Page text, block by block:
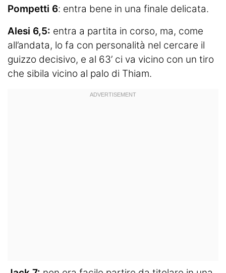
Pompetti 6: entra bene in una finale delicata.
Alesi 6,5: entra a partita in corso, ma, come
all’andata, lo fa con personalità nel cercare il
guizzo decisivo, e al 63’ ci va vicino con un tiro
che sibila vicino al palo di Thiam.